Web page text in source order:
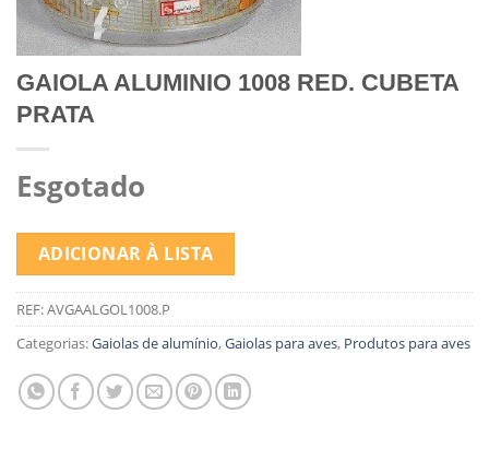
GAIOLA ALUMINIO 1008 RED. CUBETA
PRATA
Esgotado
ADICIONAR À LISTA
REF:AVGAALGOL1008.P
Categorias:Gaiolas de alumínio,Gaiolas para aves, Produtos para aves